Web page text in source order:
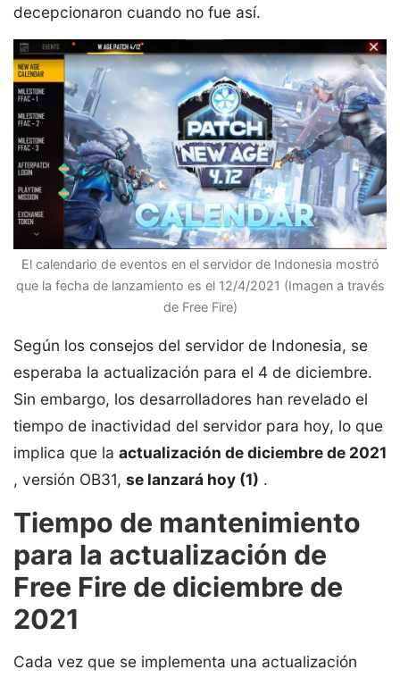
decepcionaron cuando no fue así.
El calendario de eventos en el servidor de Indonesia mostró
que la fecha de lanzamiento es el 12/4/2021 (Imagen a través
de Free Fire)
Según los consejos del servidor de Indonesia, se
esperaba la actualización para el 4 de diciembre.
Sin embargo, los desarrolladores han revelado el
tiempo de inactividad del servidor para hoy, lo que
implica que la actualización de diciembre de 2021
, versión OB31, se lanzará hoy (1) .
Tiempo de mantenimiento
para la actualización de
Free Fire de diciembre de
2021
Cada vez que se implementa una actualización